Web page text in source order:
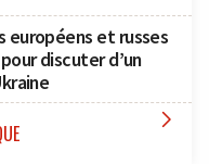
européens et russes
discuter d’un
